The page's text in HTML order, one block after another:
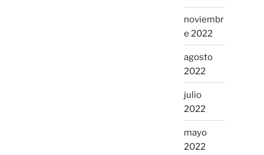
noviembr
e 2022
agosto
2022
julio
2022
mayo
2022